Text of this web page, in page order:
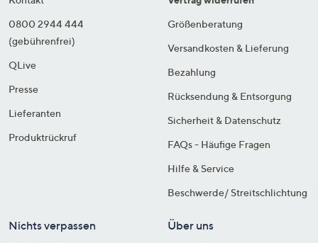
0800 2944 444
(gebührenfrei)
QLive
Presse
Lieferanten
Produktrückruf
Größenberatung
Versandkosten & Lieferung
Bezahlung
Rücksendung & Entsorgung
Sicherheit & Datenschutz
FAQs - Häufige Fragen
Hilfe & Service
Beschwerde/ Streitschlichtung
Nichts verpassen Über uns